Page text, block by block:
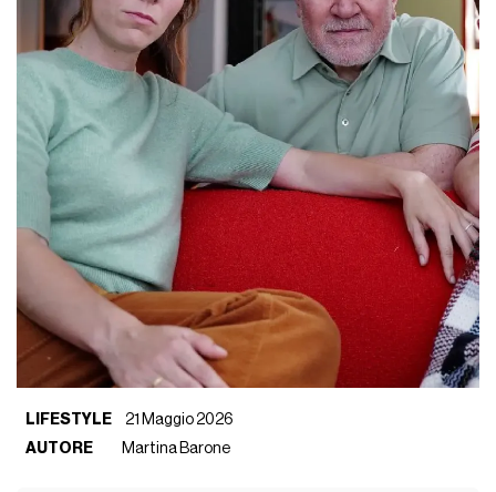
LIFESTYLE
21 Maggio 2026
AUTORE
Martina Barone